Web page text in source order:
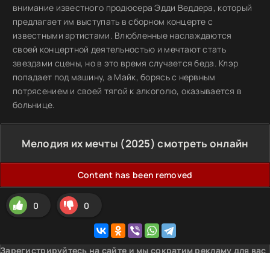
внимание известного продюсера Эдди Веддера, который
предлагает им выступать в сборном концерте с
известными артистами. Влюбленные наслаждаются
своей концертной деятельностью и мечтают стать
звездами сцены, но в это время случается беда. Клэр
попадает под машину, а Майк, борясь с нервным
потрясением и своей тягой к алкоголю, оказывается в
больнице.
Мелодия их мечты (2025) смотреть онлайн
Content has been removed
0 0
Зарегистрируйтесь на сайте и мы сократим рекламу для вас